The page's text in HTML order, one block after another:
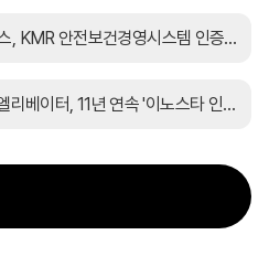
[ISO 45001] 컴투스, KMR 안전보건경영시스템 인증 획득
[이노스타] 오티스 엘리베이터, 11년 연속 '이노스타 인증 1위' 새역사